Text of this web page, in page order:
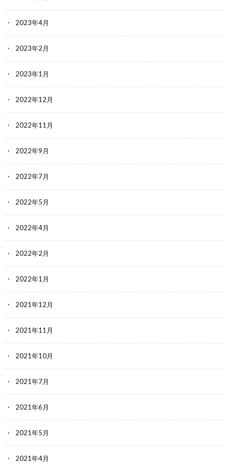
2023年4月
2023年2月
2023年1月
2022年12月
2022年11月
2022年9月
2022年7月
2022年5月
2022年4月
2022年2月
2022年1月
2021年12月
2021年11月
2021年10月
2021年7月
2021年6月
2021年5月
2021年4月